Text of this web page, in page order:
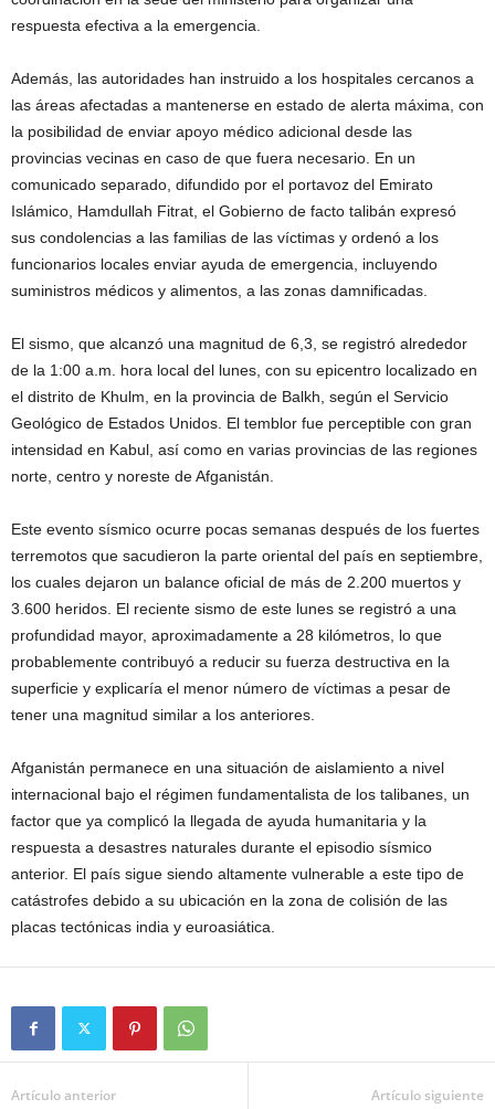
respuesta efectiva a la emergencia.
Además, las autoridades han instruido a los hospitales cercanos a
las áreas afectadas a mantenerse en estado de alerta máxima, con
la posibilidad de enviar apoyo médico adicional desde las
provincias vecinas en caso de que fuera necesario. En un
comunicado separado, difundido por el portavoz del Emirato
Islámico, Hamdullah Fitrat, el Gobierno de facto talibán expresó
sus condolencias a las familias de las víctimas y ordenó a los
funcionarios locales enviar ayuda de emergencia, incluyendo
suministros médicos y alimentos, a las zonas damnificadas.
El sismo, que alcanzó una magnitud de 6,3, se registró alrededor
de la 1:00 a.m. hora local del lunes, con su epicentro localizado en
el distrito de Khulm, en la provincia de Balkh, según el Servicio
Geológico de Estados Unidos. El temblor fue perceptible con gran
intensidad en Kabul, así como en varias provincias de las regiones
norte, centro y noreste de Afganistán.
Este evento sísmico ocurre pocas semanas después de los fuertes
terremotos que sacudieron la parte oriental del país en septiembre,
los cuales dejaron un balance oficial de más de 2.200 muertos y
3.600 heridos. El reciente sismo de este lunes se registró a una
profundidad mayor, aproximadamente a 28 kilómetros, lo que
probablemente contribuyó a reducir su fuerza destructiva en la
superficie y explicaría el menor número de víctimas a pesar de
tener una magnitud similar a los anteriores.
Afganistán permanece en una situación de aislamiento a nivel
internacional bajo el régimen fundamentalista de los talibanes, un
factor que ya complicó la llegada de ayuda humanitaria y la
respuesta a desastres naturales durante el episodio sísmico
anterior. El país sigue siendo altamente vulnerable a este tipo de
catástrofes debido a su ubicación en la zona de colisión de las
placas tectónicas india y euroasiática.
Artículo anterior Artículo siguiente